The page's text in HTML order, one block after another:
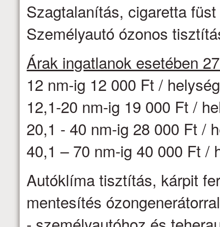
Szagtalanítás, cigaretta
Személyautó ózonos
Árak ingatlanok esetében
12 nm-ig 12 000 Ft / helység
12,1-20 nm-ig 19 000 Ft /
20,1 - 40 nm-ig 28 000 Ft /
40,1 – 70 nm-ig 40 000 Ft /
Autóklíma tisztítás, kárpit
mentesítés